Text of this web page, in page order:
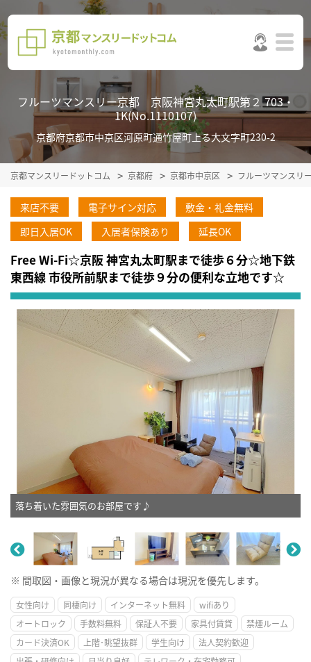
フルーツマンスリー京都 京阪神宮丸太町駅第２ 703・
1K(No.1110107)
京都府京都市中京区河原町通竹屋町上る大文字町230-2
京都マンスリードットコム 京都府 京都市中京区 フルーツマンスリ
来店不要 電子サイン対応
敷金・礼金無料
即日入居OK
入居者保険あり 延長OK
Free Wi-Fi☆京阪 神宮丸太町駅まで徒歩６分☆地下鉄
東西線 市役所前駅まで徒歩９分の便利な立地です☆
落ち着いた雰囲気のお部屋です♪
※ 間取図・画像と現況が異なる場合は現況を優先します。
女性向け 同棲向け インターネット無料
wifiあり
オートロック
手数料無料 保証人不要 家具付賃貸
禁煙ルーム
カード決済OK
上階･眺望抜群 学生向け
法人契約歓迎